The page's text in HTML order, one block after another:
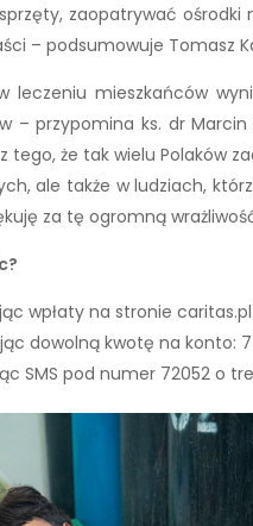
zaopatrywać ośrodki
– podsumowuje Tomasz
leczeniu mieszkańców
– przypomina ks. dr
tego, że tak wielu Polaków
ale także w ludziach,
za tę ogromną
wpłaty na stronie
dowolną kwotę na konto:
SMS pod numer 72052 o